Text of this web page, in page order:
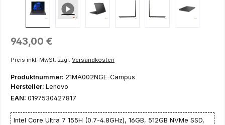
Regulärer Preis:
943,00 €
Preis inkl. MwSt. zzgl. Versandkosten
Produktnummer: 21MA002NGE-Campus
Hersteller: Lenovo
EAN: 0197530427817
Intel Core Ultra 7 155H (0.7-4.8GHz), 16GB, 512GB NVMe SSD,